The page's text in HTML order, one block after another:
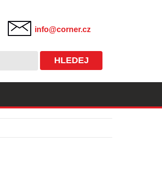
info@corner.cz
HLEDEJ